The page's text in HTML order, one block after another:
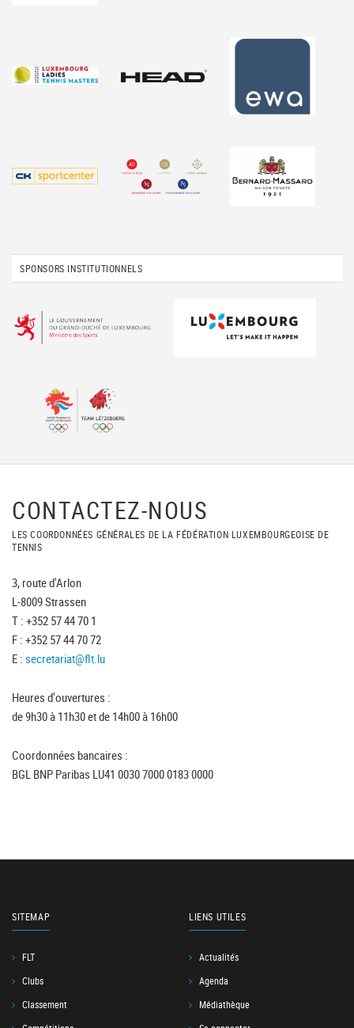
SPONSORS INSTITUTIONNELS
CONTACTEZ-NOUS
LES COORDONNÉES GÉNÉRALES DE LA FÉDÉRATION LUXEMBOURGEOISE DE
TENNIS
3, route d'Arlon
L-8009 Strassen
T : +352 57 44 70 1
F : +352 57 44 70 72
E : secretariat@flt.lu
Heures d'ouvertures :
de 9h30 à 11h30 et de 14h00 à 16h00
Coordonnées bancaires :
BGL BNP Paribas LU41 0030 7000 0183 0000
SITEMAP
FLT
Clubs
Classement
LIENS UTILES
Actualités
Agenda
Médiathèque